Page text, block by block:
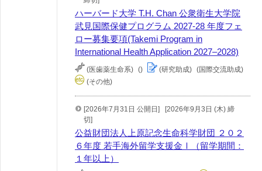
ハーバード大学 T.H. Chan 公衆衛生大学院
武見国際保健プログラム 2027-28 年度フェ
ロー募集要項(Takemi Program in
International Health Application 2027–2028)
(医歯薬生命系) () (研究助成) (国際交流助成)
(その他)
[2026年7月31日 公開日]
[2026年9月3日 (木) 締
切]
公益財団法人上原記念生命科学財団 ２０２
６年度 若手海外留学支援金Ⅰ（留学期間：
１年以上）